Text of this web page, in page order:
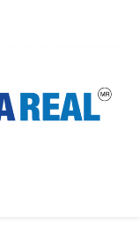
mundo